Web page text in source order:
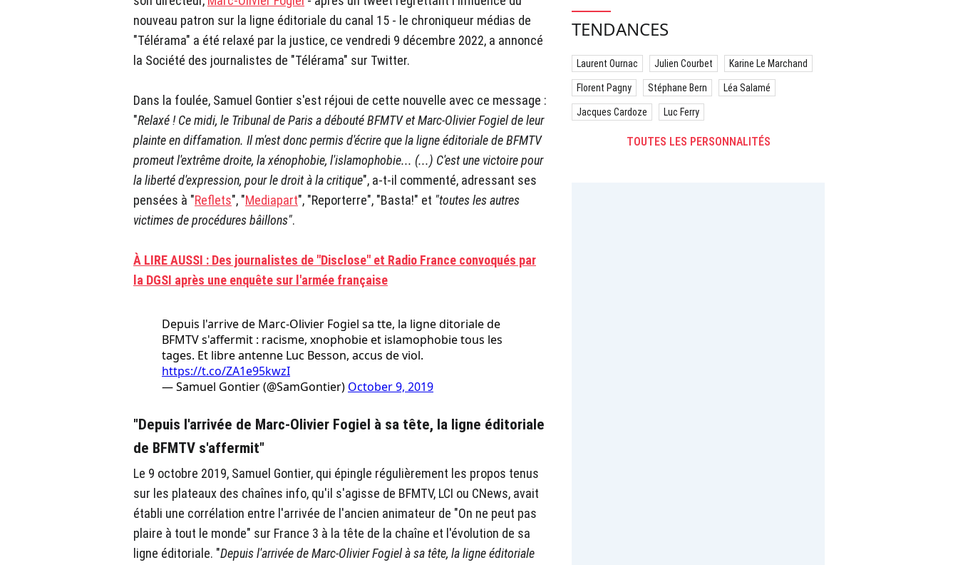
nouveau patron sur la ligne éditoriale du canal 15 - le chroniqueur médias de
"Télérama" a été relaxé par la justice, ce vendredi 9 décembre 2022, a annoncé
la Société des journalistes de "Télérama" sur Twitter.
Dans la foulée, Samuel Gontier s'est réjoui de cette nouvelle avec ce message :
"Relaxé ! Ce midi, le Tribunal de Paris a débouté BFMTV et Marc-Olivier Fogiel de leur
plainte en diffamation. Il m'est donc permis d'écrire que la ligne éditoriale de BFMTV
promeut l'extrême droite, la xénophobie, l'islamophobie... (...) C'est une victoire pour
la liberté d'expression, pour le droit à la critique", a-t-il commenté, adressant ses
pensées à "Reflets", "Mediapart", "Reporterre", "Basta!" et "toutes les autres
victimes de procédures bâillons".
À LIRE AUSSI : Des journalistes de "Disclose" et Radio France convoqués par
la DGSI après une enquête sur l'armée française
Depuis l'arrive de Marc-Olivier Fogiel sa tte, la ligne ditoriale de
BFMTV s'affermit : racisme, xnophobie et islamophobie tous les
tages. Et libre antenne Luc Besson, accus de viol.
https://t.co/ZA1e95kwzI
— Samuel Gontier (@SamGontier) October 9, 2019
"Depuis l'arrivée de Marc-Olivier Fogiel à sa tête, la ligne éditoriale
de BFMTV s'affermit"
Le 9 octobre 2019, Samuel Gontier, qui épingle régulièrement les propos tenus
sur les plateaux des chaînes info, qu'il s'agisse de BFMTV, LCI ou CNews, avait
établi une corrélation entre l'arrivée de l'ancien animateur de "On ne peut pas
plaire à tout le monde" sur France 3 à la tête de la chaîne et l'évolution de sa
ligne éditoriale. "Depuis l'arrivée de Marc-Olivier Fogiel à sa tête, la ligne éditoriale
TENDANCES
Laurent Ournac Julien Courbet Karine Le Marchand
Florent Pagny Stéphane Bern Léa Salamé
Jacques Cardoze Luc Ferry
TOUTES LES PERSONNALITÉS